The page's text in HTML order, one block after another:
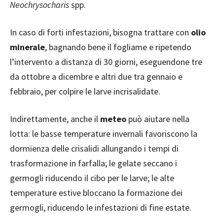
Neochrysocharisspp.
In caso di forti infestazioni, bisogna trattare con olio
minerale, bagnando bene il fogliame e ripetendo
l’intervento a distanza di 30 giorni, eseguendone tre
da ottobre a dicembre e altri due tra gennaio e
febbraio, per colpire le larve incrisalidate.
Indirettamente, anche il meteo può aiutare nella
lotta: le basse temperature invernali favoriscono la
dormienza delle crisalidi allungando i tempi di
trasformazione in farfalla; le gelate seccano i
germogli riducendo il cibo per le larve; le alte
temperature estive bloccano la formazione dei
germogli, riducendo le infestazioni di fine estate.